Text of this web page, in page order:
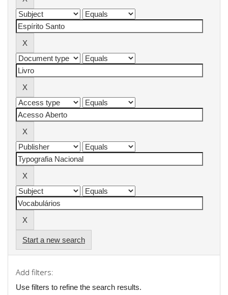
Start a new search
Add filters:
Use filters to refine the search results.